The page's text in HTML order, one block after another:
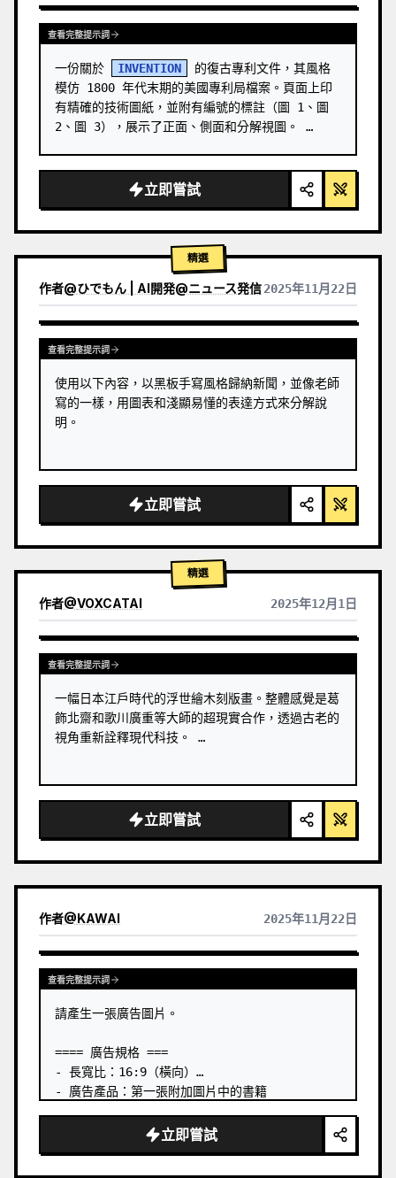
查看完整提示詞
一份關於 INVENTION
的復古專利文件，其風格
模仿 1800 年代末期的美國專利局檔案。頁面上印
有精確的技術圖紙，並附有編號的標註（圖 1、圖
2、圖 3），展示了正面、側面和分解視圖。 …
立即嘗試
精選
作者@ひでもん | AI開発@ニュース発信2025年11月22日
查看其他模型的結果
查看完整提示詞
使用以下內容，以黑板手寫風格歸納新聞，並像老師
寫的一樣，用圖表和淺顯易懂的表達方式來分解說
明。
立即嘗試
精選
作者@VOXCATAI 2025年12月1日
查看完整提示詞
一幅日本江戶時代的浮世繪木刻版畫。整體感覺是葛
飾北齋和歌川廣重等大師的超現實合作，透過古老的
視角重新詮釋現代科技。 …
立即嘗試
作者@KAWAI 2025年11月22日
查看完整提示詞
請產生一張廣告圖片。
==== 廣告規格 ===
- 長寬比：16:9（橫向）
- 廣告產品：第一張附加圖片中的書籍
- 語言：日文
立即嘗試